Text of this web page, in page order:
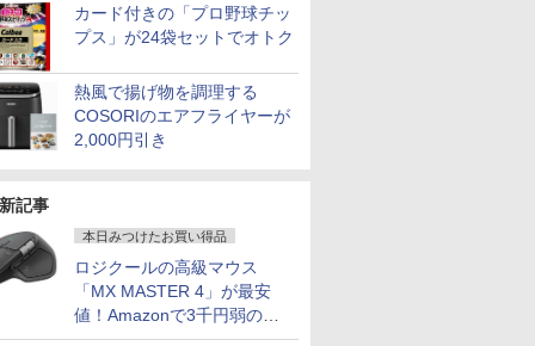
カード付きの「プロ野球チッ
プス」が24袋セットでオトク
熱風で揚げ物を調理する
COSORIのエアフライヤーが
2,000円引き
記事
本日みつけたお買い得品
ロジクールの高級マウス
「MX MASTER 4」が最安
値！Amazonで3千円弱の割
引